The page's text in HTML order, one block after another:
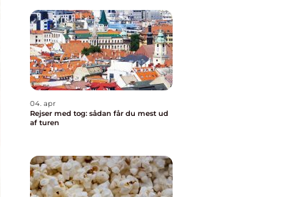
04. apr
Rejser med tog: sådan får du mest ud
af turen